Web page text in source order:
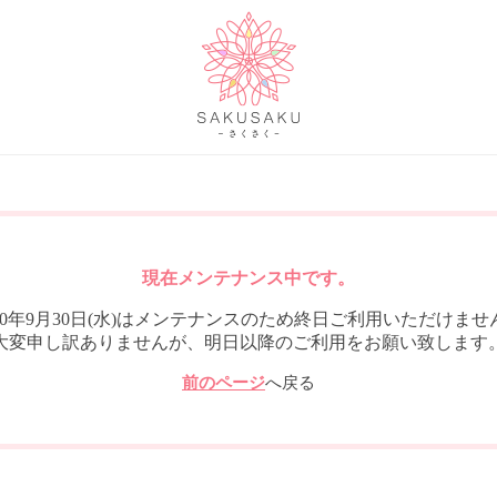
現在メンテナンス中です。
年9月30日(水)はメンテナンスのため終日ご利用いただけませ
変申し訳ありませんが、明日以降のご利用をお願い致します
前のページへ戻る